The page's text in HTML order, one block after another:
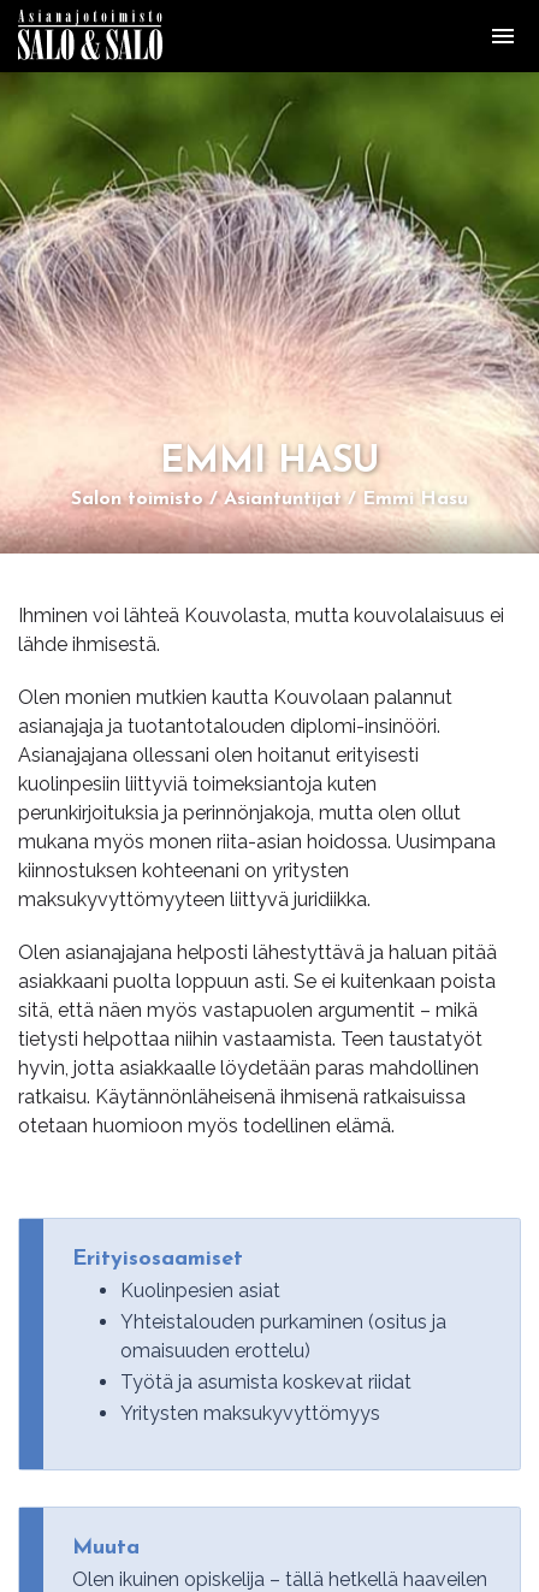
EMMI HASU
Salon toimisto Asiantuntijat Emmi Hasu
Ihminen voi lähteä Kouvolasta, mutta kouvolalaisuus ei
lähde ihmisestä.
Olen monien mutkien kautta Kouvolaan palannut
asianajaja ja tuotantotalouden diplomi-insinööri.
Asianajajana ollessani olen hoitanut erityisesti
kuolinpesiin liittyviä toimeksiantoja kuten
perunkirjoituksia ja perinnönjakoja, mutta olen ollut
mukana myös monen riita-asian hoidossa. Uusimpana
kiinnostuksen kohteenani on yritysten
maksukyvyttömyyteen liittyvä juridiikka.
Olen asianajajana helposti lähestyttävä ja haluan pitää
asiakkaani puolta loppuun asti. Se ei kuitenkaan poista
sitä, että näen myös vastapuolen argumentit – mikä
tietysti helpottaa niihin vastaamista. Teen taustatyöt
hyvin, jotta asiakkaalle löydetään paras mahdollinen
ratkaisu. Käytännönläheisenä ihmisenä ratkaisuissa
otetaan huomioon myös todellinen elämä.
Erityisosaamiset
Kuolinpesien asiat
Yhteistalouden purkaminen (ositus ja
omaisuuden erottelu)
Työtä ja asumista koskevat riidat
Yritysten maksukyvyttömyys
Muuta
Olen ikuinen opiskelija – tällä hetkellä haaveilen